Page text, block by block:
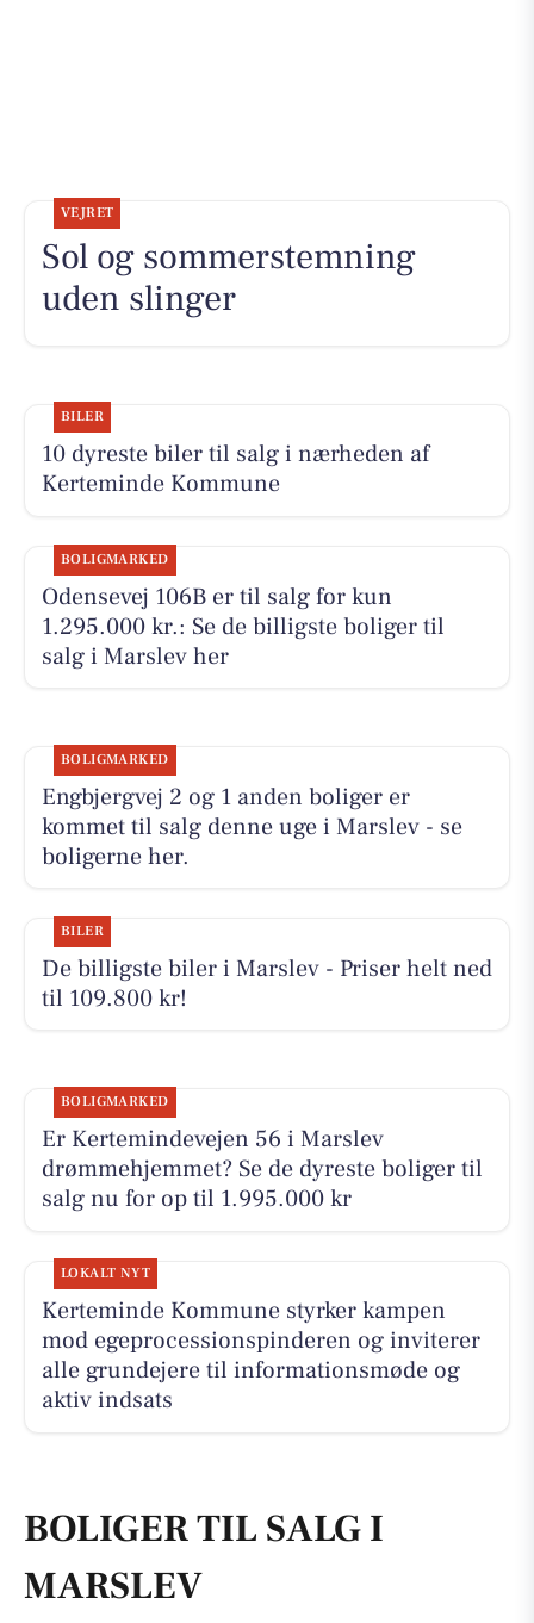
VEJRET
Sol og sommerstemning
uden slinger
BILER
10 dyreste biler til salg i nærheden af
Kerteminde Kommune
BOLIGMARKED
Odensevej 106B er til salg for kun
1.295.000 kr.: Se de billigste boliger til
salg i Marslev her
BOLIGMARKED
Engbjergvej 2 og 1 anden boliger er
kommet til salg denne uge i Marslev - se
boligerne her.
BILER
De billigste biler i Marslev - Priser helt ned
til 109.800 kr!
BOLIGMARKED
Er Kertemindevejen 56 i Marslev
drømmehjemmet? Se de dyreste boliger til
salg nu for op til 1.995.000 kr
LOKALT NYT
Kerteminde Kommune styrker kampen
mod egeprocessionspinderen og inviterer
alle grundejere til informationsmøde og
aktiv indsats
BOLIGER TIL SALG I
MARSLEV